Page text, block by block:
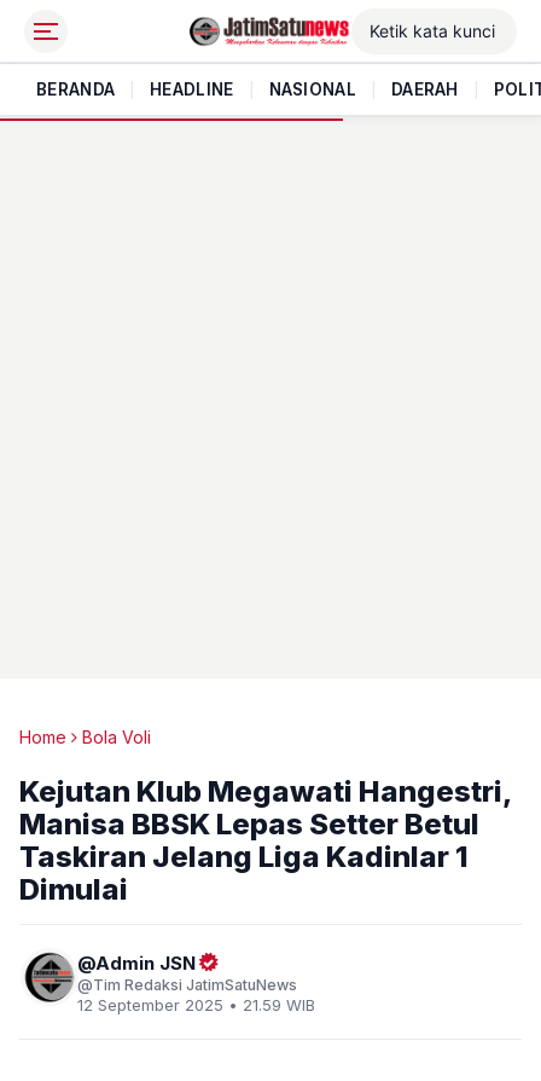
BERANDA HEADLINE NASIONAL DAERAH
Home Bola Voli
Kejutan Klub Megawati Hangestri,
Manisa BBSK Lepas Setter Betul
Taskiran Jelang Liga Kadinlar 1
Dimulai
Admin JSN
Tim Redaksi JatimSatuNews
12 September 2025 • 21.59 WIB